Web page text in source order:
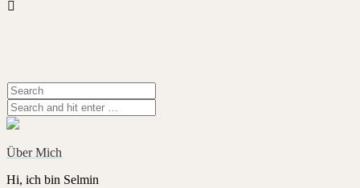
Über Mich
Hi, ich bin Selmin